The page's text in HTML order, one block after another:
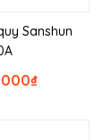
Sanshun
₫